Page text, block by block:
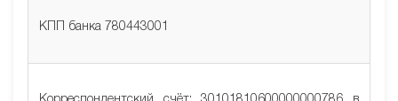
КПП банка 780443001